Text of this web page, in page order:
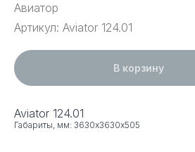
Авиатор
Артикул: Aviator 124.01
В корзину
Aviator 124.01
Габариты, мм: 3630х3630х505